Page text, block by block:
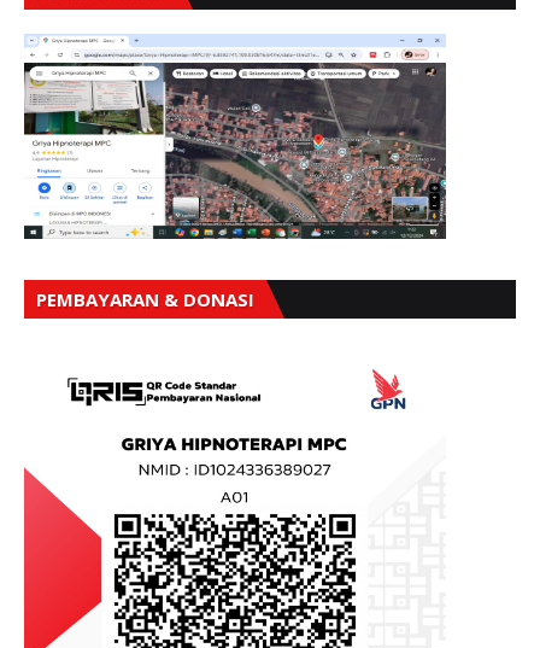
PEMBAYARAN & DONASI